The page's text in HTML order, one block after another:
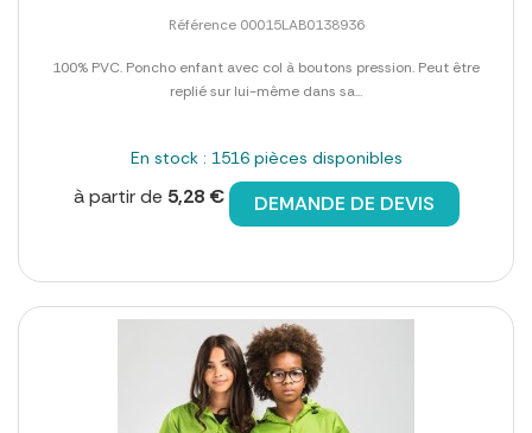
Référence 00015LAB0138936
100% PVC. Poncho enfant avec col à boutons pression. Peut être
replié sur lui-même dans sa...
En stock : 1516 pièces disponibles
à partir de 5,28 € DEMANDE DE DEVIS